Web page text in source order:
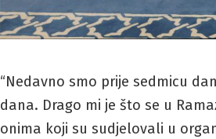
“Nedavno smo prije sedmicu
dana. Drago mi je što se u
onima koji su sudjelovali u